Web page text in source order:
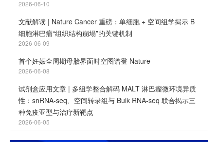
2026-06-10
文献解读 | Nature Cancer 重磅：单细胞 + 空间组学揭示 B
细胞淋巴瘤“组织结构崩塌”的关键机制
2026-06-09
首个妊娠全周期母胎界面时空图谱登 Nature
2026-06-08
试剂盒应用文章 | 多组学整合解码 MALT 淋巴瘤微环境异质
性：snRNA-seq、空间转录组与 Bulk RNA-seq 联合揭示三
种免疫亚型与治疗新靶点
2026-06-05